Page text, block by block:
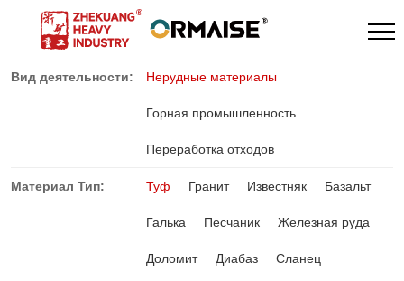
Вид деятельности: Нерудные материалы
Горная промышленность
Переработка отходов
Материал Тип: Туф Гранит Известняк Базальт
Галька Песчаник Железная руда
Доломит Диабаз Сланец